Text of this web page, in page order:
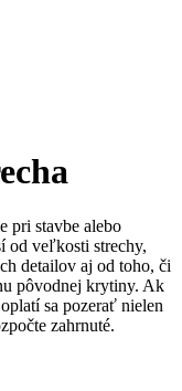
pri stavbe alebo
od veľkosti strechy,
detailov aj od toho, či
pôvodnej krytiny. Ak
sa pozerať nielen
zahrnuté.